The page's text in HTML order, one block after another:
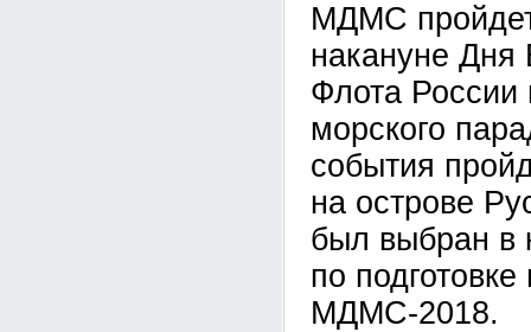
МДМС
накануне Дня
Флота России
морского
события
на острове
был выбран в
по
МДМС-2018.